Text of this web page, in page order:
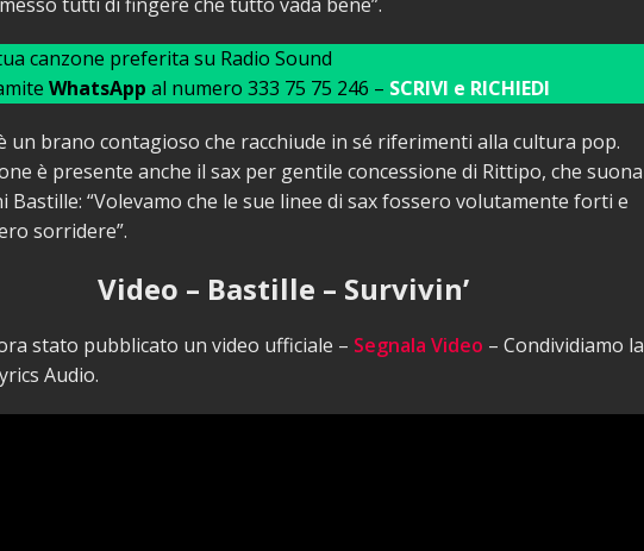
canzone preferita su Radio Sound
WhatsApp al numero 333 75 75 246 – SCRIVI e RICHIEDI
un brano contagioso che racchiude in sé riferimenti alla cultura pop.
è presente anche il sax per gentile concessione di Rittipo, che suona
Bastille: “Volevamo che le sue linee di sax fossero volutamente forti e
sorridere”.
Video – Bastille – Survivin’
stato pubblicato un video ufficiale – Segnala Video – Condividiamo la
Audio.